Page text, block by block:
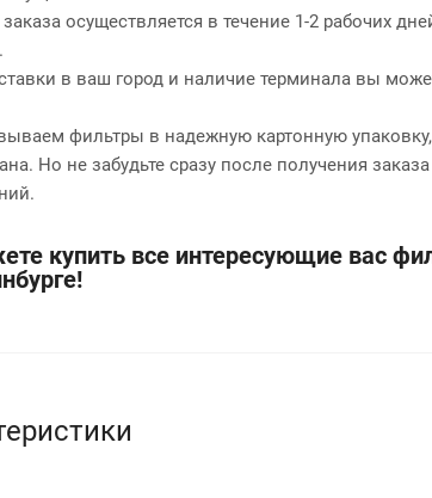
заказа осуществляется в течение 1-2 рабочих
в ваш город и наличие терминала вы
фильтры в надежную картонную
Но не забудьте сразу после получения
купить все интересующие вас